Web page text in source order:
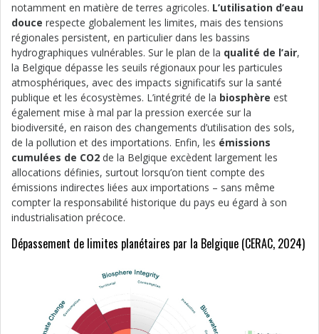
notamment en matière de terres agricoles. L’utilisation d’eau
douce respecte globalement les limites, mais des tensions
régionales persistent, en particulier dans les bassins
hydrographiques vulnérables. Sur le plan de la qualité de l’air,
la Belgique dépasse les seuils régionaux pour les particules
atmosphériques, avec des impacts significatifs sur la santé
publique et les écosystèmes. L’intégrité de la biosphère est
également mise à mal par la pression exercée sur la
biodiversité, en raison des changements d’utilisation des sols,
de la pollution et des importations. Enfin, les émissions
cumulées de CO2 de la Belgique excèdent largement les
allocations définies, surtout lorsqu’on tient compte des
émissions indirectes liées aux importations – sans même
compter la responsabilité historique du pays eu égard à son
industrialisation précoce.
Dépassement de limites planétaires par la Belgique (CERAC, 2024)